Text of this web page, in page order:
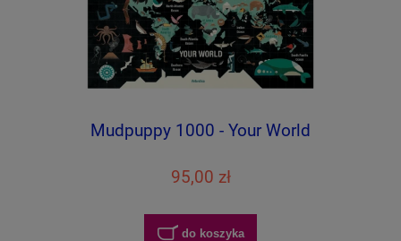
Mudpuppy 1000 - Your World
95,00 zł
do koszyka